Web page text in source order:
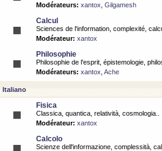
Modérateurs: xantox Gilgamesh
Calcul
Sciences de l'information, complexité,
Modérateur: xantox
Philosophie
Philosophie de l'esprit, épistemologie,
Modérateurs: xantox Ache
Italiano
Fisica
Classica, quantica, relatività, cosmologia..
Modérateur: xantox
Calcolo
Scienze dell'informazione, complessità,